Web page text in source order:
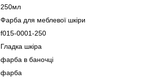
250мл
Фарба для меблевої шкіри
f015-0001-250
Гладка шкіра
фарба в баночці
фарба